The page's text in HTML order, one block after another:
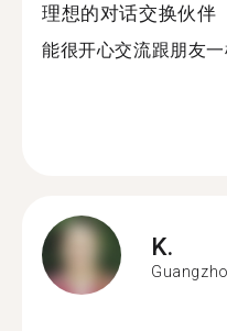
理想的对话交换伙伴
能很开心交流跟朋友一
K.